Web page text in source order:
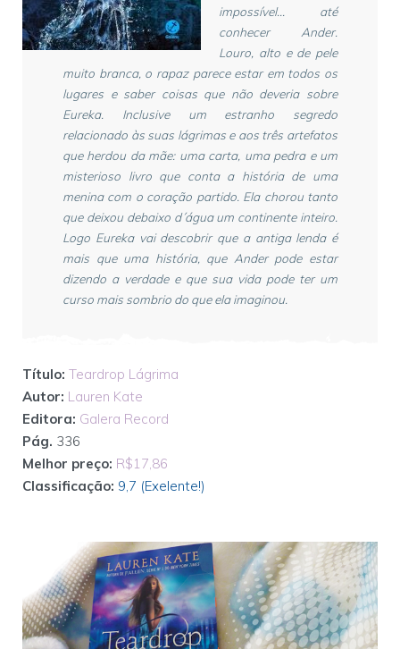
impossível… até
conhecer Ander.
Louro, alto e de pele
muito branca, o rapaz parece estar em todos os
lugares e saber coisas que não deveria sobre
Eureka. Inclusive um estranho segredo
relacionado às suas lágrimas e aos três artefatos
que herdou da mãe: uma carta, uma pedra e um
misterioso livro que conta a história de uma
menina com o coração partido. Ela chorou tanto
que deixou debaixo d´água um continente inteiro.
Logo Eureka vai descobrir que a antiga lenda é
mais que uma história, que Ander pode estar
dizendo a verdade e que sua vida pode ter um
curso mais sombrio do que ela imaginou.
Título: Teardrop Lágrima
Autor: Lauren Kate
Editora: Galera Record
Pág. 336
Melhor preço: R$17,86
Classificação: 9,7 (Exelente!)